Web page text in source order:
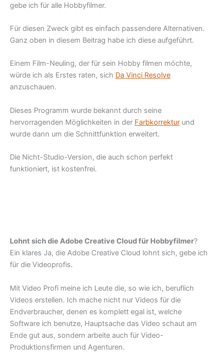
gebe ich für alle Hobbyfilmer.
Für diesen Zweck gibt es einfach passendere Alternativen.
Ganz oben in diesem Beitrag habe ich diese aufgeführt.
Einem Film-Neuling, der für sein Hobby filmen möchte,
würde ich als Erstes raten, sich Da Vinci Resolve
anzuschauen.
Dieses Programm wurde bekannt durch seine
hervorragenden Möglichkeiten in der Farbkorrektur und
wurde dann um die Schnittfunktion erweitert.
Die Nicht-Studio-Version, die auch schon perfekt
funktioniert, ist kostenfrei.
Lohnt sich die Adobe Creative Cloud für Hobbyfilmer?
Ein klares Ja, die Adobe Creative Cloud lohnt sich, gebe ich
für die Videoprofis.
Mit Video Profi meine ich Leute die, so wie ich, beruflich
Videos erstellen. Ich mache nicht nur Videos für die
Endverbraucher, denen es komplett egal ist, welche
Software ich benutze, Hauptsache das Video schaut am
Ende gut aus, sondern arbeite auch für Video-
Produktionsfirmen und Agenturen.